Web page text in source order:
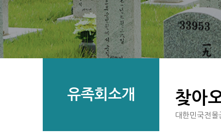
유족회소개 찾아
대한민국전